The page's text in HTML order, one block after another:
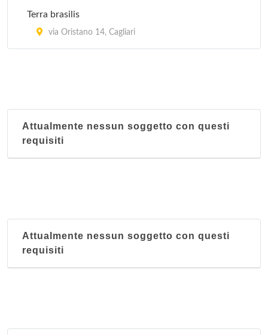
Terra brasilis
via Oristano 14, Cagliari
Attualmente nessun soggetto con questi
requisiti
Attualmente nessun soggetto con questi
requisiti